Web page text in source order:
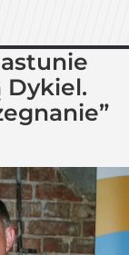
Dykiel.